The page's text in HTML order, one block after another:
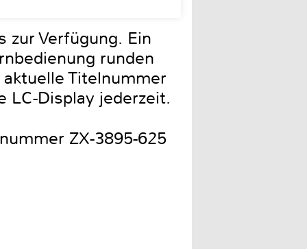
zur Verfügung. Ein
runden
Titelnummer
LC-Display jederzeit.
ZX-3895-625